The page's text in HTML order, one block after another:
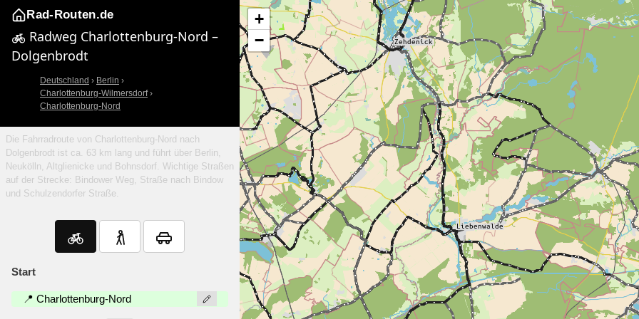
Rad-Routen.de
Radweg Charlottenburg-Nord –
Dolgenbrodt
Deutschland › Berlin ›
Charlottenburg-Wilmersdorf›
Charlottenburg-Nord
Die Fahrradroute von Charlottenburg-Nord nach
Dolgenbrodt ist ca. 63 km lang und führt über Berlin,
Neukölln, Altglienicke und Bohnsdorf. Wichtige Straßen
auf der Strecke: Bindower Weg, Straße nach Bindow
und Schulzendorfer Straße.
Start
📍 Charlottenburg-Nord
+
−